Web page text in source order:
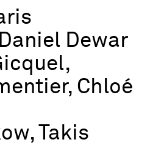
Dewar
Chloé
Takis